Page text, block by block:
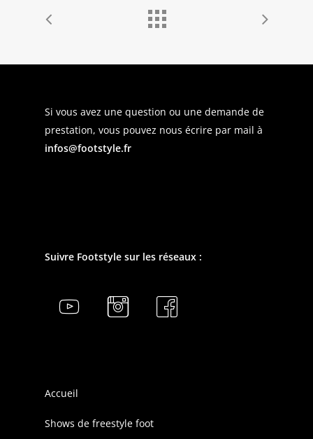
Si vous avez une question ou une demande de
prestation, vous pouvez nous écrire par mail à
infos@footstyle.fr
Suivre Footstyle sur les réseaux :
Accueil
Shows de freestyle foot